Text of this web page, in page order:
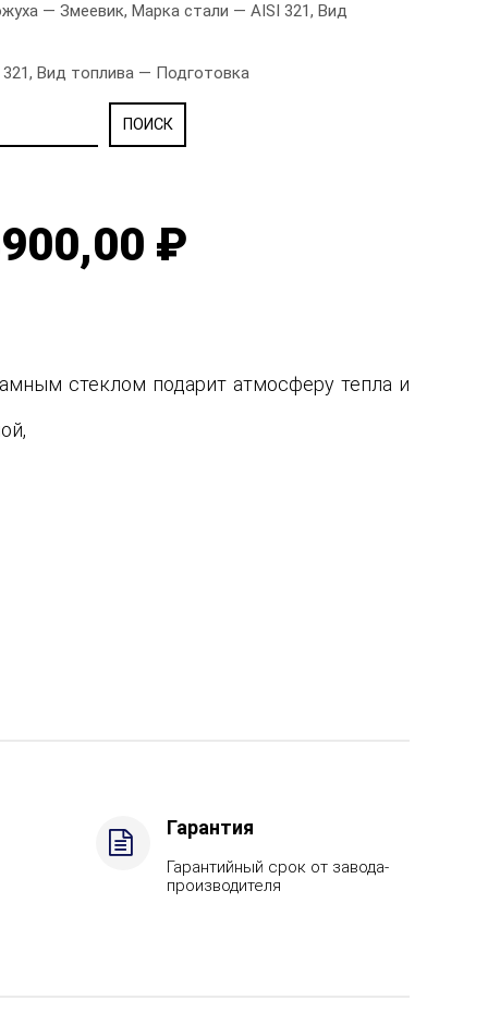
— Змеевик, Марка стали — AISI 321, Вид
Вид топлива — Подготовка
₽
стеклом подарит атмосферу тепла и
Гарантия
Гарантийный срок от завода-
производителя